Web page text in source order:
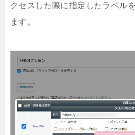
クセスした際に指定したラベル
ます。